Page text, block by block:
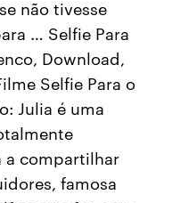
não tivesse
… Selfie Para
Download,
Selfie Para o
Julia é uma
a compartilhar
famosa